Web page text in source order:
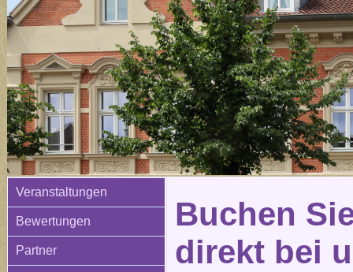
Veranstaltungen
Bewertungen
Partner
Buchen
direkt bei